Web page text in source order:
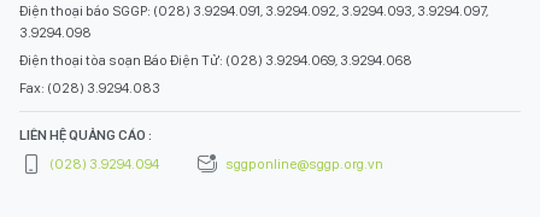
Điện thoại báo SGGP: (028) 3.9294.091, 3.9294.092, 3.9294.093, 3.9294.097,
3.9294.098
Điện thoại tòa soạn Báo Điện Tử: (028) 3.9294.069, 3.9294.068
Fax: (028) 3.9294.083
LIÊN HỆ QUẢNG CÁO :
(028) 3.9294.094
sggponline@sggp.org.vn